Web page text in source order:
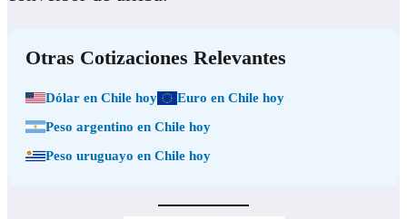
Otras Cotizaciones Relevantes
Dólar en Chile hoy
Euro en Chile hoy
Peso argentino en Chile hoy
Peso uruguayo en Chile hoy